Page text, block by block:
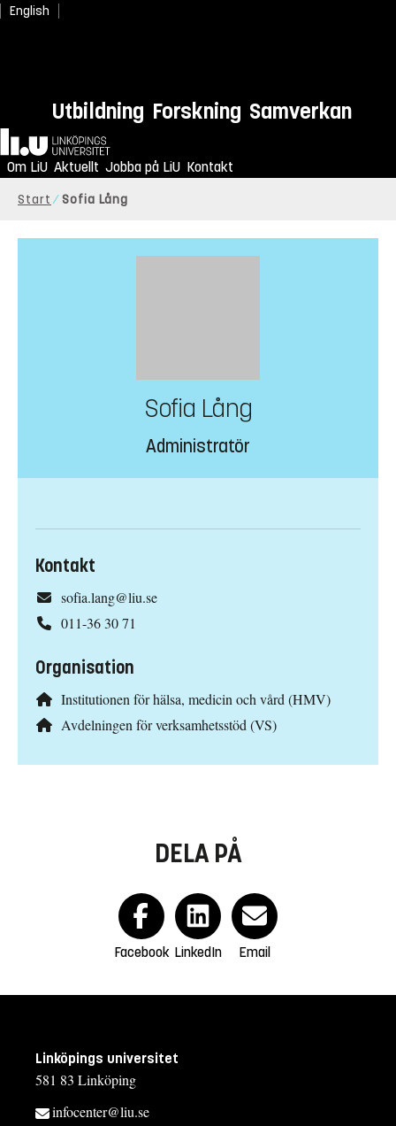
English
Utbildning Forskning Samverkan
Hem
Om LiU Aktuellt Jobba på LiU Kontakt
Start Sofia Lång
Sofia Lång
Administratör
Kontakt
sofia.lang@liu.se
011-36 30 71
Organisation
Institutionen för hälsa, medicin och vård (HMV)
Avdelningen för verksamhetsstöd (VS)
DELA PÅ
Facebook LinkedIn Email
Linköpings universitet
581 83 Linköping
infocenter@liu.se